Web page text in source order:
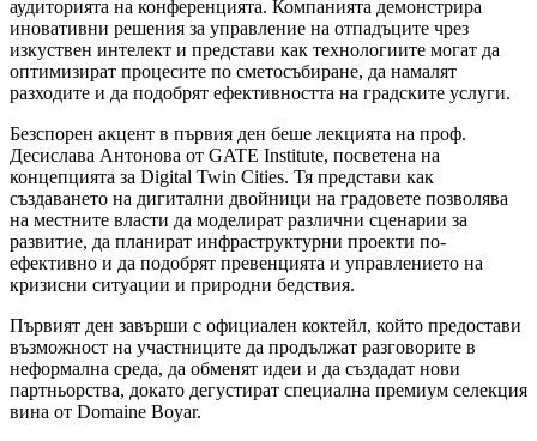
аудиторията на конференцията. Компанията демонстрира
иновативни решения за управление на отпадъците чрез
изкуствен интелект и представи как технологиите могат да
оптимизират процесите по сметосъбиране, да намалят
разходите и да подобрят ефективността на градските услуги.
Безспорен акцент в първия ден беше лекцията на проф.
Десислава Антонова от GATE Institute, посветена на
концепцията за Digital Twin Cities. Тя представи как
създаването на дигитални двойници на градовете позволява
на местните власти да моделират различни сценарии за
развитие, да планират инфраструктурни проекти по-
ефективно и да подобрят превенцията и управлението на
кризисни ситуации и природни бедствия.
Първият ден завърши с официален коктейл, който предостави
възможност на участниците да продължат разговорите в
неформална среда, да обменят идеи и да създадат нови
партньорства, докато дегустират специална премиум селекция
вина от Domaine Boyar.